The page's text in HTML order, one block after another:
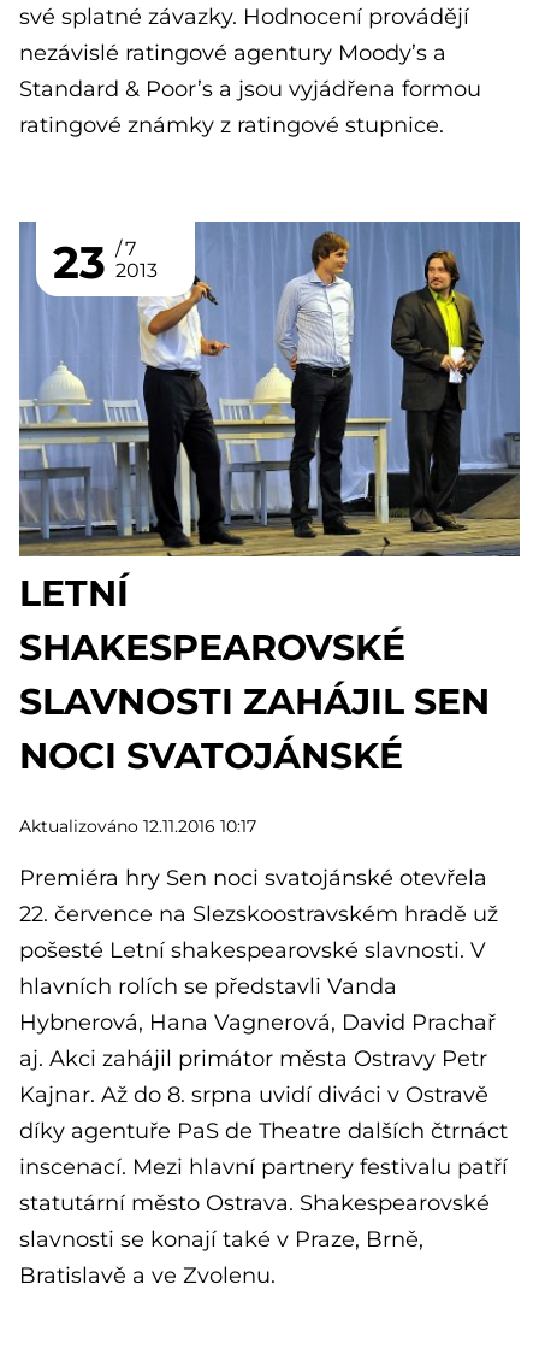
své splatné závazky. Hodnocení provádějí
nezávislé ratingové agentury Moody’s a
Standard & Poor’s a jsou vyjádřena formou
ratingové známky z ratingové stupnice.
23
7
2013
LETNÍ
SHAKESPEAROVSKÉ
SLAVNOSTI ZAHÁJIL SEN
NOCI SVATOJÁNSKÉ
Aktualizováno 12.11.2016 10:17
Premiéra hry Sen noci svatojánské otevřela
22. července na Slezskoostravském hradě už
pošesté Letní shakespearovské slavnosti. V
hlavních rolích se představli Vanda
Hybnerová, Hana Vagnerová, David Prachař
aj. Akci zahájil primátor města Ostravy Petr
Kajnar. Až do 8. srpna uvidí diváci v Ostravě
díky agentuře PaS de Theatre dalších čtrnáct
inscenací. Mezi hlavní partnery festivalu patří
statutární město Ostrava. Shakespearovské
slavnosti se konají také v Praze, Brně,
Bratislavě a ve Zvolenu.